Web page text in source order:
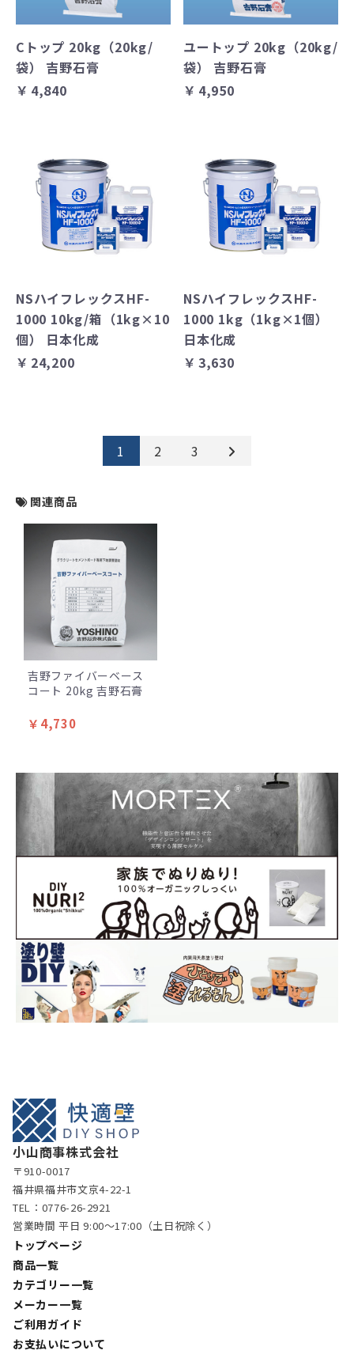
Cトップ 20kg（20kg/
袋） 吉野石膏
￥4,840
ユートップ 20kg（20kg/
袋） 吉野石膏
￥4,950
NSハイフレックスHF-
1000 10kg/箱（1kg×10
個） 日本化成
￥24,200
NSハイフレックスHF-
1000 1kg（1kg×1個）
日本化成
￥3,630
1 2 3
関連商品
吉野ファイバーベース
コート 20kg 吉野石膏
￥4,730
小山商事株式会社
〒910-0017
福井県福井市文京4-22-1
TEL：0776-26-2921
営業時間 平日 9:00〜17:00（土日祝除く）
トップページ
商品一覧
カテゴリー一覧
メーカー一覧
ご利用ガイド
お支払いについて